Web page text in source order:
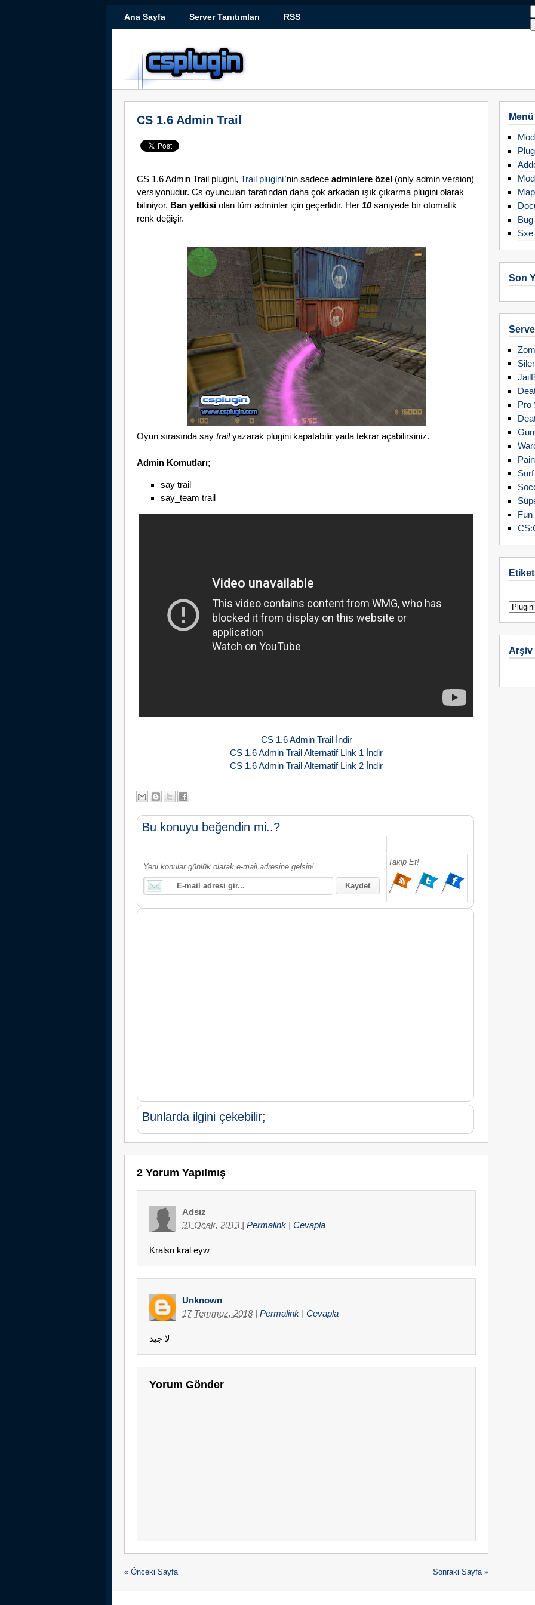
Ana Sayfa Server Tanıtımları RSS
CS 1.6 Admin Trail
CS 1.6 Admin Trail plugini, Trail plugini`nin sadece adminlere özel (only admin version)
versiyonudur. Cs oyuncuları tarafından daha çok arkadan ışık çıkarma plugini olarak
biliniyor. Ban yetkisi olan tüm adminler için geçerlidir. Her 10saniyede bir otomatik
renk değişir.
Oyun sırasında say trailyazarak plugini kapatabilir yada tekrar açabilirsiniz.
Admin Komutları;
say trail
say_team trail
CS 1.6 Admin Trail İndir
CS 1.6 Admin Trail Alternatif Link 1 İndir
CS 1.6 Admin Trail Alternatif Link 2 İndir
Bu konuyu beğendin mi..?
Yeni konular günlük olarak e-mail adresine gelsin!
Takip Et!
Bunlarda ilgini çekebilir;
2 Yorum Yapılmış
Adsız
31 Ocak, 2013 | Permalink | Cevapla
Kralsn kral eyw
Unknown
17 Temmuz, 2018 | Permalink | Cevapla
لا جيد
Yorum Gönder
« Önceki Sayfa Sonraki Sayfa »
Menü
Sxe
Son
Pro
Arşiv